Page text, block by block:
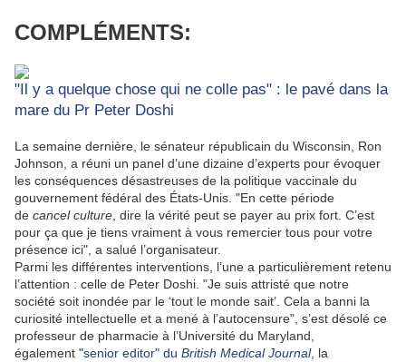
COMPLÉMENTS:
"Il y a quelque chose qui ne colle pas" : le pavé dans la
mare du Pr Peter Doshi
La semaine dernière, le sénateur républicain du Wisconsin, Ron
Johnson, a réuni un panel d’une dizaine d’experts pour évoquer
les conséquences désastreuses de la politique vaccinale du
gouvernement fédéral des États-Unis. "En cette période
de cancel culture , dire la vérité peut se payer au prix fort. C’est
pour ça que je tiens vraiment à vous remercier tous pour votre
présence ici", a salué l’organisateur.
Parmi les différentes interventions, l’une a particulièrement retenu
l’attention : celle de Peter Doshi. "Je suis attristé que notre
société soit inondée par le ‘tout le monde sait’. Cela a banni la
curiosité intellectuelle et a mené à l’autocensure", s’est désolé ce
professeur de pharmacie à l’Université du Maryland,
également "senior editor" du British Medical Journal, la